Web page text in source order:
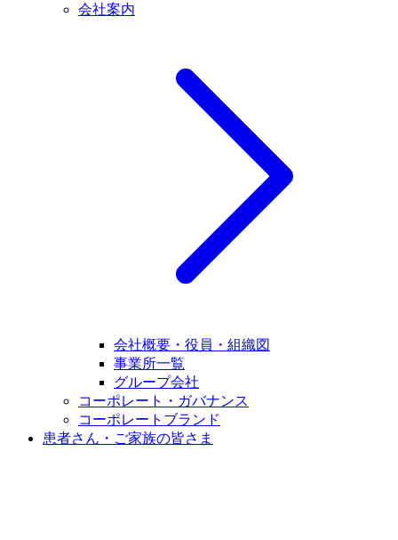
会社案内
会社概要・役員・組織図
事業所一覧
グループ会社
コーポレート・ガバナンス
コーポレートブランド
患者さん・ご家族の皆さま